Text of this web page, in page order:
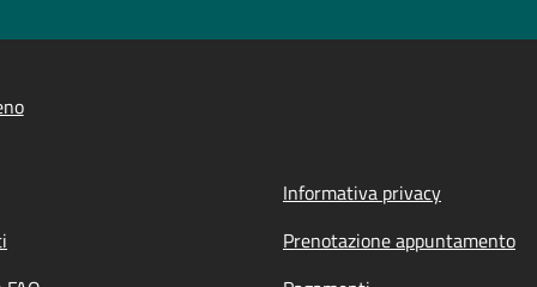
Informativa privacy
Prenotazione appuntamento